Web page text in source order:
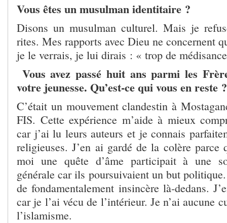
Vous êtes un musulman identitaire ?
Disons un musulman culturel. Mais je
rites. Mes rapports avec Dieu ne concernent
je le verrais, je lui dirais : « trop de
Vous avez passé huit ans parmi les
votre jeunesse. Qu’est-ce qui vous en reste ?
C’était un mouvement clandestin à
FIS. Cette expérience m’aide à mieux
car j’ai lu leurs auteurs et je connais
religieuses. J’en ai gardé de la colère
moi une quête d’âme participait à une
générale car ils poursuivaient un but
de fondamentalement insincère là-dedans.
car je l’ai vécu de l’intérieur. Je n’ai aucune
l’islamisme.